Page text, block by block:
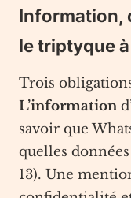
Information,
le triptyque
Trois
L’information
savoir que
quelles
13). Une